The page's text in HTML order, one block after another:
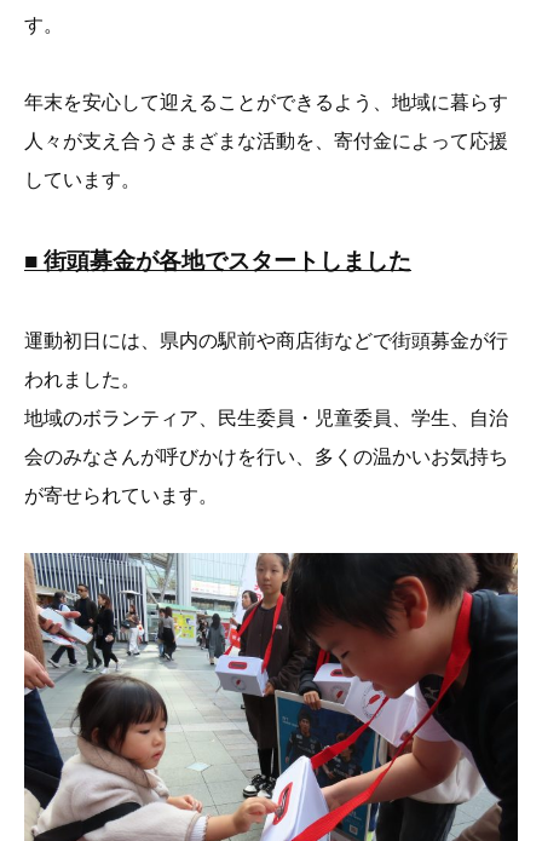
す。
年末を安心して迎えることができるよう、地域に暮らす
人々が支え合うさまざまな活動を、寄付金によって応援
しています。
■ 街頭募金が各地でスタートしました
運動初日には、県内の駅前や商店街などで街頭募金が行
われました。
地域のボランティア、民生委員・児童委員、学生、自治
会のみなさんが呼びかけを行い、多くの温かいお気持ち
が寄せられています。